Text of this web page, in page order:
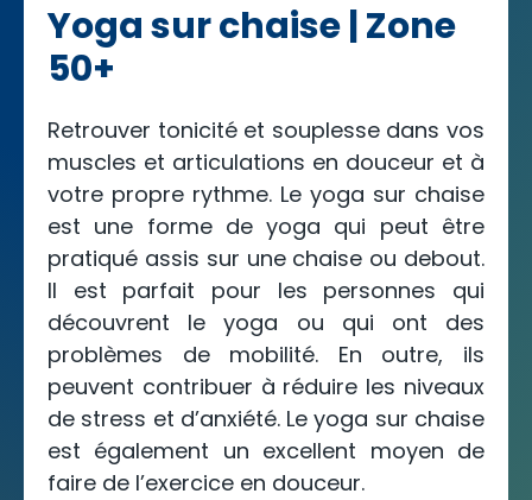
Yoga sur chaise | Zone
50+
Retrouver tonicité et souplesse dans vos
muscles et articulations en douceur et à
votre propre rythme. Le yoga sur chaise
est une forme de yoga qui peut être
pratiqué assis sur une chaise ou debout.
Il est parfait pour les personnes qui
découvrent le yoga ou qui ont des
problèmes de mobilité. En outre, ils
peuvent contribuer à réduire les niveaux
de stress et d’anxiété. Le yoga sur chaise
est également un excellent moyen de
faire de l’exercice en douceur.